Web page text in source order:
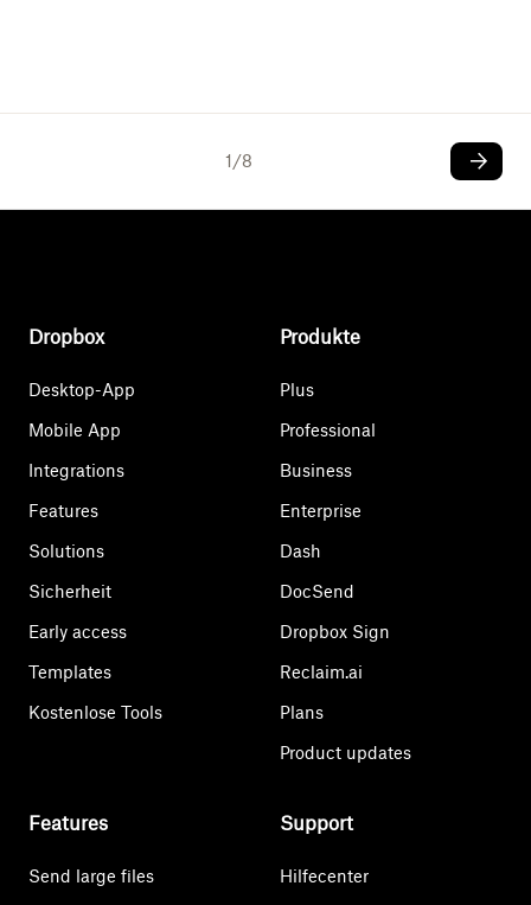
1/8
Dropbox
Desktop-App
Mobile App
Integrations
Features
Solutions
Sicherheit
Early access
Templates
Kostenlose Tools
Produkte
Plus
Professional
Business
Enterprise
Dash
DocSend
Dropbox Sign
Reclaim.ai
Plans
Product updates
Features
Send large files
Support
Hilfecenter